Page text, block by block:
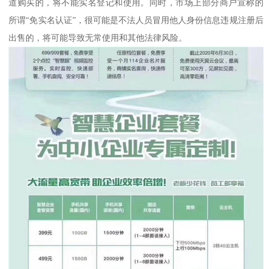
道购买的，将不能实名登记和使用。同时，市场上部分商户宣称的
所谓“免实名认证”，很可能是不法人员冒用他人身份信息违规注册后
出售的，将可能导致无常使用和其他法律风险。